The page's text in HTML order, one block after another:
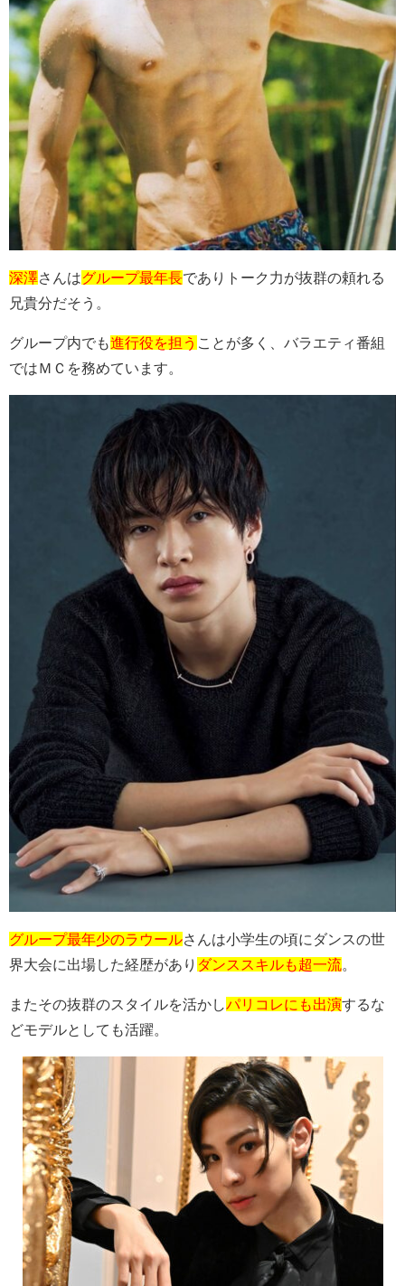
深澤さんはグループ最年長でありトーク力が抜群の頼れる
兄貴分だそう。
グループ内でも進行役を担う ことが多く、バラエティ番組
ではＭＣを務めています。
グループ最年少のラウールさんは小学生の頃にダンスの世
界大会に出場した経歴があり ダンススキルも超一流
またその抜群のスタイルを活かし パリコレにも出演するな
どモデルとしても活躍。